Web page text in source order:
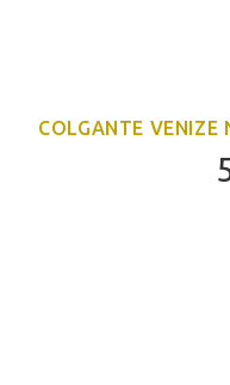
COLGANTE VENIZE